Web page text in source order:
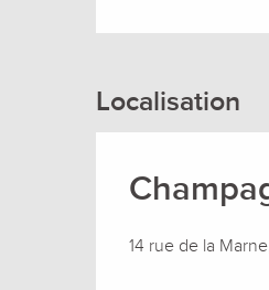
Localisation
14 rue de la